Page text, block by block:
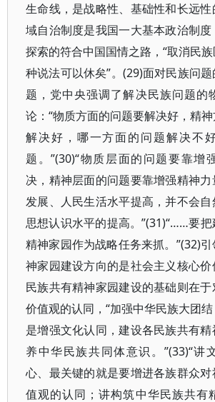
生命线，是战略性、基础性和长远
域自治制度是我国一大基本政治制
探索的符合中国国情之路，“取消民
种说法可以休矣”。(29)面对民族问
题，党中央强调了解决民族问题的
论：“物质方面的问题要解决好，精
解决好，哪一方面的问题解决不
题。”(30)“物质层面的问题要靠增
决，精神层面的问题要靠增强精神
发展、人民生活水平提高，并不会
思想认识水平的提高。”(31)“……要
精神家园作为战略任务来抓。”(32)
神家园建设方向的是社会主义核心
民族共有精神家园建设的基础则在
价值观的认同，“加强中华民族大团
是增强文化认同，建设各民族共有
养中华民族共同体意识。”(33)“讲
心、最关键的就是要增进各族群众
值观的认同；讲构筑中华民族共有